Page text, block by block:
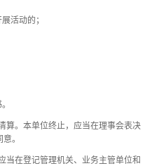
活动的；
算。本单位终止，应当在理事会表决
。
在登记管理机关、业务主管单位和